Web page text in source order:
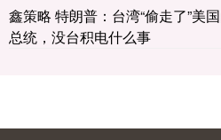
鑫策略 特朗普：台湾“偷走了”美
总统，没台积电什么事